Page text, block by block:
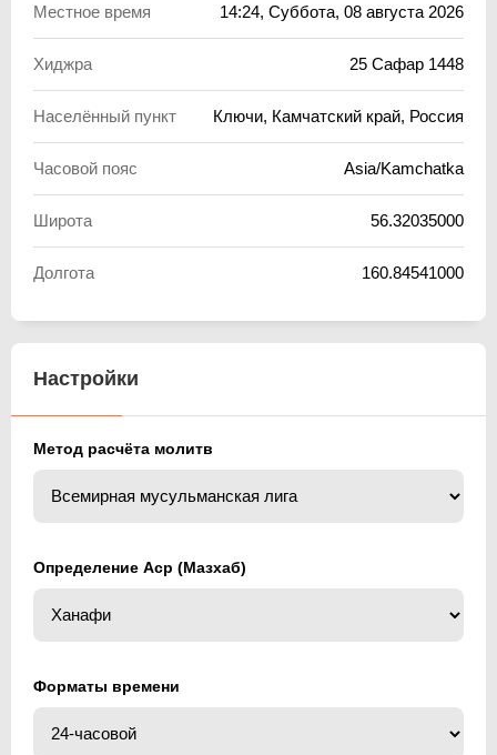
Местное время 14:24, Суббота, 08 августа 2026
Хиджра 25 Сафар 1448
Населённый пункт Ключи, Камчатский край, Россия
Часовой пояс Asia/Kamchatka
Широта 56.32035000
Долгота 160.84541000
Настройки
Метод расчёта молитв
Определение Аср (Мазхаб)
Форматы времени